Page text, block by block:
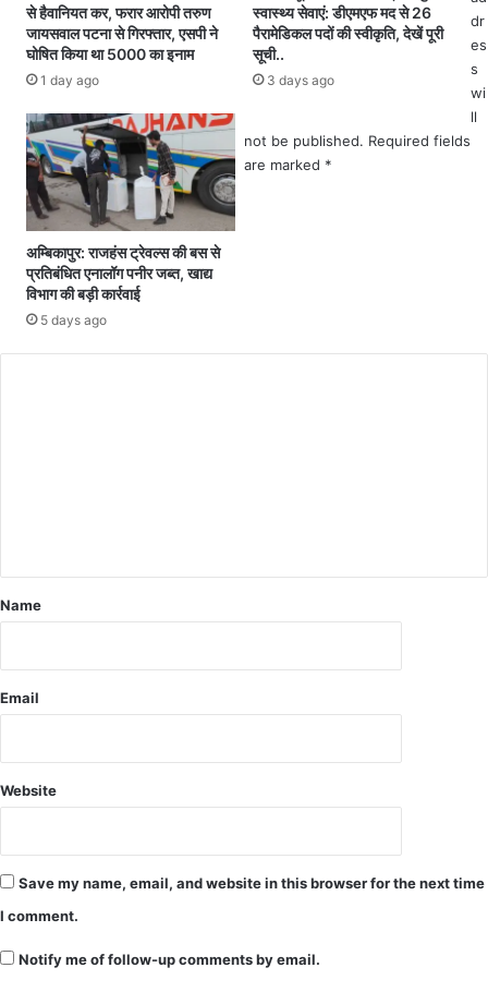
प
दों
बं
प
र
वै
कें
सी
,
1
सि
तं
वे
थि
तं
ब
,
व
ज
न
क
से हैवानियत कर, फरार आरोपी तरुण
जायसवाल पटना से गिरफ्तार, एसपी ने
घोषित किया था 5000 का इनाम
1 day ago
स्वास्थ्य सेवाएं: डीएमएफ मद से 26
पैरामेडिकल पदों की स्वीकृति, देखें पूरी
सूची..
3 days ago
अम्बिकापुर: राजहंस ट्रेवल्स की बस से
प्रतिबंधित एनालॉग पनीर जब्त, खाद्य
विभाग की बड़ी कार्रवाई
5 days ago
dr
es
s
wi
ll
not be published. Required fields
are marked *
*
Name
Email
Website
Save my name, email, and website in this browser for the next time
I comment.
Notify me of follow-up comments by email.